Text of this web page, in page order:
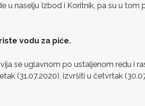
u naselju Izbod i Koritnik, pa su u
vodu za piće.
se uglavnom po ustaljenom redu i
(31.07.2020), izvršiti u četvrtak